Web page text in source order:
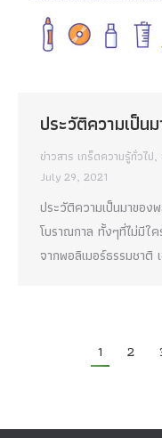
ประวัติความเป็น
ข่าวสาร เกร็ดความรู้ทั่วไป,
July 29, 2021
ประวัติความเป็นมาขอ
โบราณกาล ทั้งๆที่ไม่มี
จากพอลิเมอร์ธรรมชา
1 2